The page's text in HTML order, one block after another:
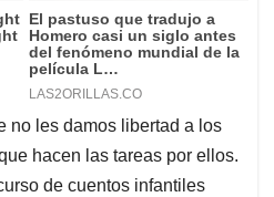
no les damos libertad a los
hacen las tareas por ellos.
de cuentos infantiles